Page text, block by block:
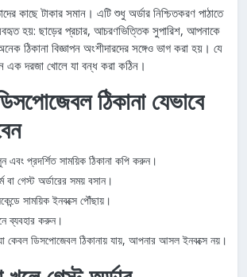
কাছে টাকার সমান। এটি শুধু অর্ডার নিশ্চিতকরণ পাঠাতে
হয়: ছাড়ের প্রচার, আচরণভিত্তিক সুপারিশ, আপনাকে
ঠিকানা বিজ্ঞাপন অংশীদারদের সঙ্গেও ভাগ করা হয়। যে
এক দরজা খোলে যা বন্ধ করা কঠিন।
ঠিকানা যেভাবে
প্রদর্শিত সাময়িক ঠিকানা কপি করুন।
বা গেস্ট অর্ডারের সময় বসান।
সাময়িক ইনবক্সে পৌঁছায়।
ব্যবহার করুন।
কেবল ডিসপোজেবল ঠিকানায় যায়, আপনার আসল ইনবক্সে নয়।